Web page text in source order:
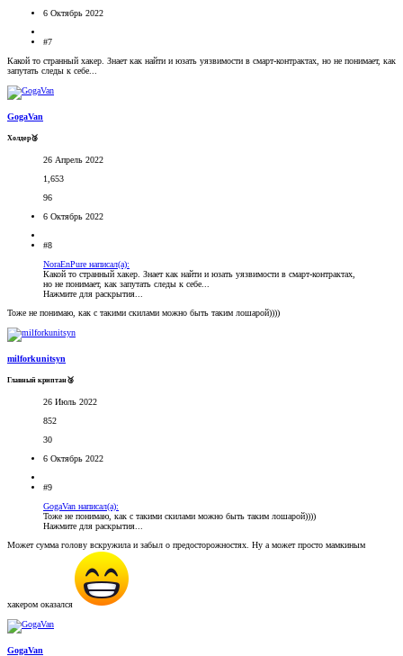
6 Октябрь 2022
#7
Какой то странный хакер. Знает как найти и юзать уязвимости в смарт-контрактах, но не понимает, как
запутать следы к себе...
GogaVan
Холдер🥉
26 Апрель 2022
1,653
96
6 Октябрь 2022
#8
NoraEnPure написал(а):
Какой то странный хакер. Знает как найти и юзать уязвимости в смарт-контрактах,
но не понимает, как запутать следы к себе...
Нажмите для раскрытия...
Тоже не понимаю, как с такими скилами можно быть таким лошарой))))
milforkunitsyn
Главный криптан🥉
26 Июль 2022
852
30
6 Октябрь 2022
#9
GogaVan написал(а):
Тоже не понимаю, как с такими скилами можно быть таким лошарой))))
Нажмите для раскрытия...
Может сумма голову вскружила и забыл о предосторожностях. Ну а может просто мамкиным
хакером оказался
GogaVan